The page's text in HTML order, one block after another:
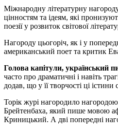
Міжнародну літературну
цінностям та ідеям, які
поезії у розвиток світової
Нагороду цьогоріч, як і у
американський поет та критик
Голова капітули, український
часто про драматичні і навіть
додав, що у її творчості ці
Торік журі нагородило
Брейтенбаха, який пише мовою
Криницький. А дві попередні